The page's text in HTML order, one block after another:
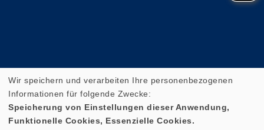
Cookie Einstellungen
Wir speichern und verarbeiten Ihre personenbezogenen
Informationen für folgende Zwecke:
Speicherung von Einstellungen dieser Anwendung,
Funktionelle Cookies, Essenzielle Cookies.